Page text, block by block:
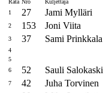
Rata Nro Kuljettaja
1
27 Jami Mylläri
2 153 Joni Viita
3 37 Sami Prinkkala
4
5
6
52 Sauli Salokaski
7 42 Juha Torvinen